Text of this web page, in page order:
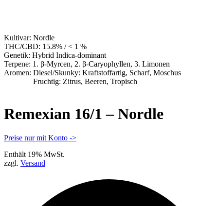
Kultivar: Nordle
THC/CBD: 15.8% / < 1 %
Genetik: Hybrid Indica-dominant
Terpene: 1. β-Myrcen, 2. β-Caryophyllen, 3. Limonen
Aromen: Diesel/Skunky: Kraftstoffartig, Scharf, Moschus
Fruchtig: Zitrus, Beeren, Tropisch
Remexian 16/1 – Nordle
Preise nur mit Konto ->
Enthält 19% MwSt.
zzgl. Versand